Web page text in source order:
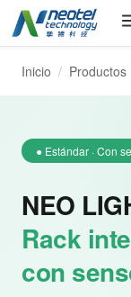
Inicio / Productos
● Estándar · Con
NEO
Rack
con